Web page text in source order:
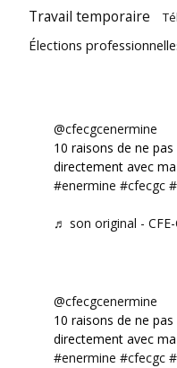
Travail temporaire
Élections
@cfecgcenermine
10 raisons de ne
directement avec
#enermine #cfecgc
♬ son original - CFE-
@cfecgcenermine
10 raisons de ne
directement avec
#enermine #cfecgc